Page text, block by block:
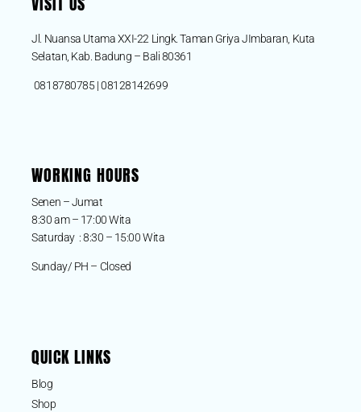
Jl. Nuansa Utama XXI-22 Lingk. Taman Griya JImbaran, Kuta
Selatan, Kab. Badung – Bali 80361
0818780785 | 08128142699
WORKING HOURS
Senen – Jumat
8:30 am – 17:00 Wita
Saturday : 8:30 – 15:00 Wita
Sunday/ PH – Closed
QUICK LINKS
Blog
Shop